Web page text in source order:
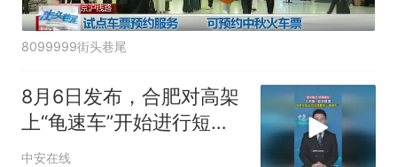
8099999街头巷尾
8月6日发布，合肥对高架
上“龟速车”开始进行短信
提醒
中安在线